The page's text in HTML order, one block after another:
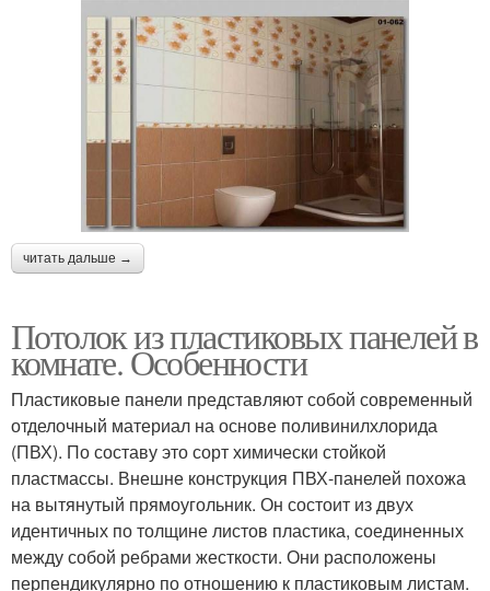
читать дальше →
Потолок из пластиковых панелей в
комнате. Особенности
Пластиковые панели представляют собой современный
отделочный материал на основе поливинилхлорида
(ПВХ). По составу это сорт химически стойкой
пластмассы. Внешне конструкция ПВХ-панелей похожа
на вытянутый прямоугольник. Он состоит из двух
идентичных по толщине листов пластика, соединенных
между собой ребрами жесткости. Они расположены
перпендикулярно по отношению к пластиковым листам.